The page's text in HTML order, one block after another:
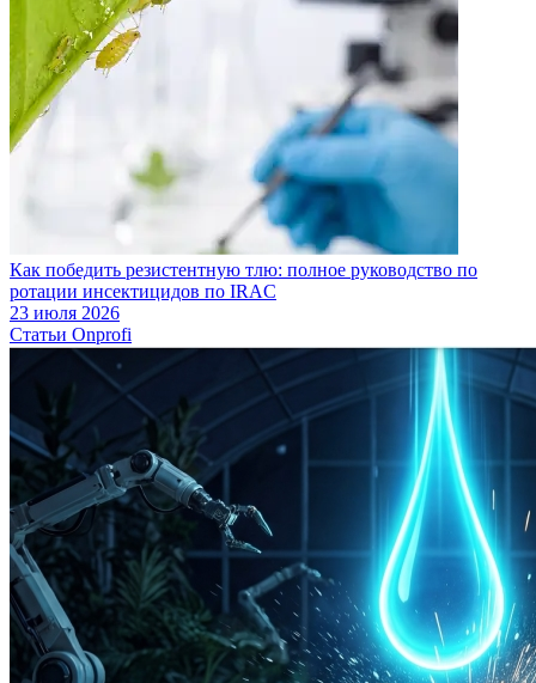
Как победить резистентную тлю: полное руководство по
ротации инсектицидов по IRAC
23 июля 2026
Статьи Onprofi